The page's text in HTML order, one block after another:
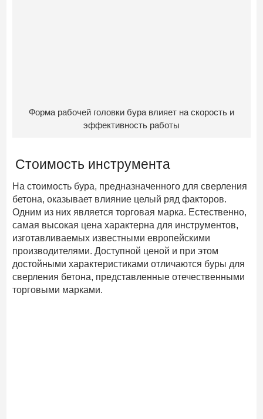
Форма рабочей головки бура влияет на скорость и
эффективность работы
Стоимость инструмента
На стоимость бура, предназначенного для сверления
бетона, оказывает влияние целый ряд факторов.
Одним из них является торговая марка. Естественно,
самая высокая цена характерна для инструментов,
изготавливаемых известными европейскими
производителями. Доступной ценой и при этом
достойными характеристиками отличаются буры для
сверления бетона, представленные отечественными
торговыми марками.